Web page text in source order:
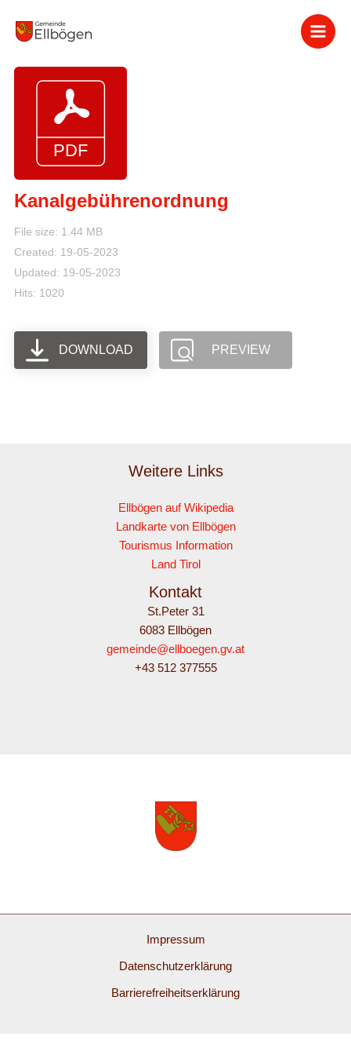
Inhalt
Kanalgebührenordnung
File size: 1.44 MB
Created: 19-05-2023
Updated: 19-05-2023
Hits: 1020
DOWNLOAD PREVIEW
Weitere Links
Ellbögen auf Wikipedia
Landkarte von Ellbögen
Tourismus Information
Land Tirol
Kontakt
St.Peter 31
6083 Ellbögen
gemeinde@ellboegen.gv.at
+43 512 377555
Impressum
Datenschutzerklärung
Barrierefreiheitserklärung